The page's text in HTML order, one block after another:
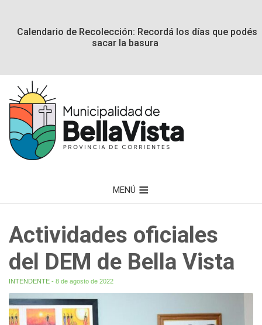
Calendario de Recolección: Recordá los días que podés
sacar la basura
MENÚ
Actividades oficiales
del DEM de Bella Vista
INTENDENTE - 8 de agosto de 2022